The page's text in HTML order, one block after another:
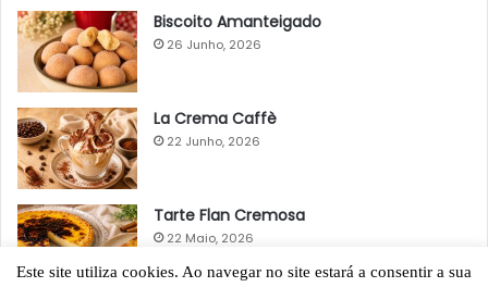
Biscoito Amanteigado
26 Junho, 2026
La Crema Caffè
22 Junho, 2026
Tarte Flan Cremosa
22 Maio, 2026
Este site utiliza cookies. Ao navegar no site estará a consentir a sua